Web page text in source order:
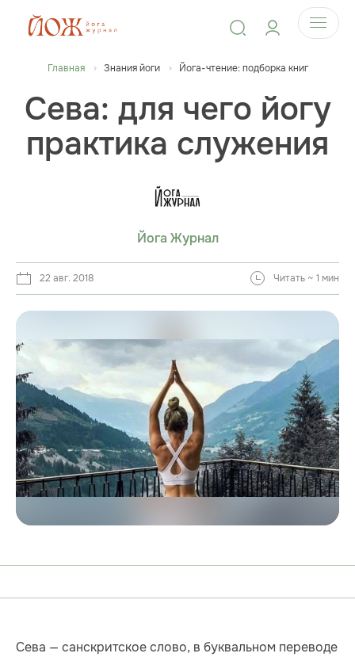
Главная Знания йоги Йога-чтение: подборка книг
Сева: для чего йогу
практика служения
Йога Журнал
22 авг. 2018 Читать ~ 1 мин
Сева — санскритское слово, в буквальном переводе